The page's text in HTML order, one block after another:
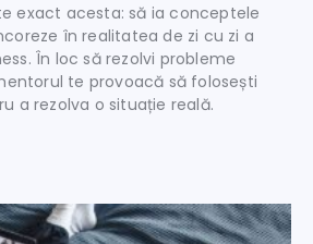
exact acesta: să ia conceptele
în realitatea de zi cu zi a
În loc să rezolvi probleme
te provoacă să folosești
a rezolva o situație reală.